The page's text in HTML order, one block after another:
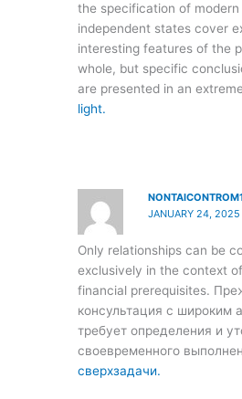
the specification of modern
independent states cover
interesting features of the
whole, but specific
are presented in an
light.
JANUARY 24,
Only relationships can be
exclusively in the context
financial prerequisites.
консультация с широким
требует определения и
своевременного
сверхзадачи.